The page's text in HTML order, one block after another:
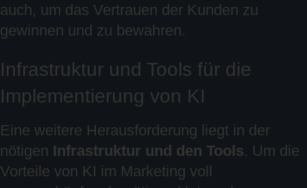
auch, um das Vertrauen der Kunden zu
gewinnen und zu bewahren.
Infrastruktur und Tools für die
Implementierung von KI
Eine weitere Herausforderung liegt in der
nötigen Infrastruktur und den Tools. Um die
Vorteile von KI im Marketing voll